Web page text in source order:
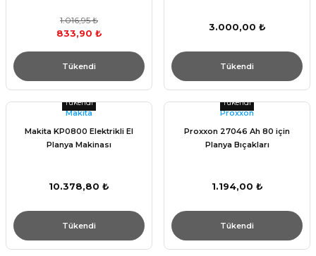
1.016,95 ₺
833,90 ₺
Tükendi
3.000,00 ₺
Tükendi
Tükendi
Makita
Makita KP0800 Elektrikli El
Planya Makinası
10.378,80 ₺
Tükendi
Tükendi
Proxxon
Proxxon 27046 Ah 80 için
Planya Bıçakları
1.194,00 ₺
Tükendi